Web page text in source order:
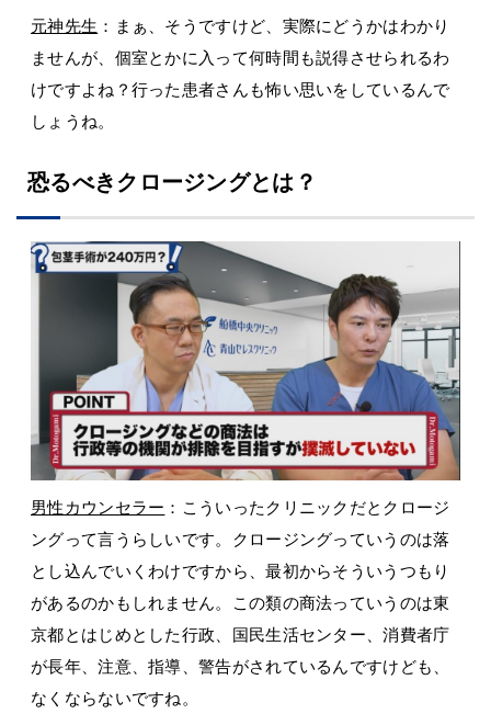
元神先生 ：まぁ、そうですけど、実際にどうかはわかり
ませんが、個室とかに入って何時間も説得させられるわ
けですよね？行った患者さんも怖い思いをしているんで
しょうね。
恐るべきクロージングとは？
男性カウンセラー ：こういったクリニックだとクロージ
ングって言うらしいです。クロージングっていうのは落
とし込んでいくわけですから、最初からそういうつもり
があるのかもしれません。この類の商法っていうのは東
京都とはじめとした行政、国民生活センター、消費者庁
が長年、注意、指導、警告がされているんですけども、
なくならないですね。